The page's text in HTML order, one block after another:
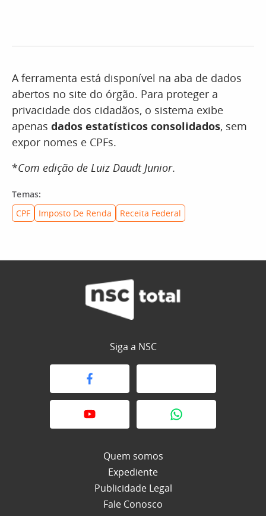
A ferramenta está disponível na aba de dados
abertos no site do órgão. Para proteger a
privacidade dos cidadãos, o sistema exibe
apenas dados estatísticos consolidados, sem
expor nomes e CPFs.
*Com edição de Luiz Daudt Junior.
Temas:
CPF
Imposto De Renda Receita Federal
Siga a NSC
Quem somos
Expediente
Publicidade Legal
Fale Conosco